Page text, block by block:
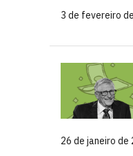
3 de fevereiro
26 de janeiro de